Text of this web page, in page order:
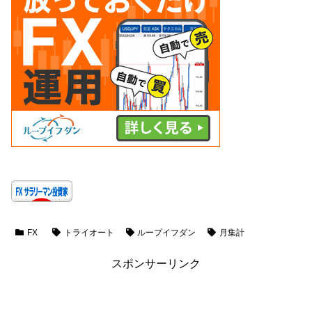
FX トライオート ループイフダン 月集計
スポンサーリンク